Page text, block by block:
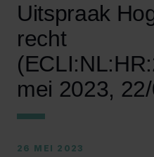
Uitspraak
recht
mei 2023,
26 MEI 2023